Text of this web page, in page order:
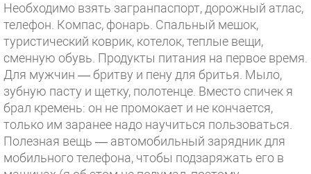
Необходимо взять загранпаспорт, дорожный атлас,
телефон. Компас, фонарь. Спальный мешок,
туристический коврик, котелок, теплые вещи,
сменную обувь. Продукты питания на первое время.
Для мужчин — бритву и пену для бритья. Мыло,
зубную пасту и щетку, полотенце. Вместо спичек я
брал кремень: он не промокает и не кончается,
только им заранее надо научиться пользоваться.
Полезная вещь — автомобильный зарядник для
мобильного телефона, чтобы подзаряжать его в